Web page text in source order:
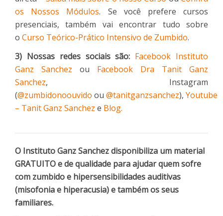
os Nossos Módulos. Se você prefere cursos
presenciais, também vai encontrar tudo sobre
o Curso Teórico-Prático Intensivo de Zumbido.
3) Nossas redes sociais são: Facebook Instituto
Ganz Sanchez ou Facebook Dra Tanit Ganz
Sanchez, Instagram
(@zumbidonoouvido ou @tanitganzsanchez), Youtube
– Tanit Ganz Sanchez e Blog.
O Instituto Ganz Sanchez disponibiliza um material
GRATUITO e de qualidade para ajudar quem sofre
com zumbido e hipersensibilidades auditivas
(misofonia e hiperacusia) e também os seus
familiares.